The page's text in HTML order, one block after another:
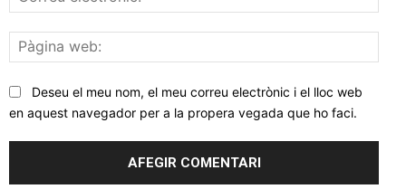
web:
Deseu el meu nom, el meu correu electrònic i el lloc web
en aquest navegador per a la propera vegada que ho faci.